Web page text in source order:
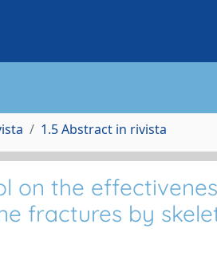
1.5 Abstract in rivista
on the
fractures by